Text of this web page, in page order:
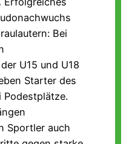
Bei
U15 und U18
Starter des
Podestplätze.
Sportler auch